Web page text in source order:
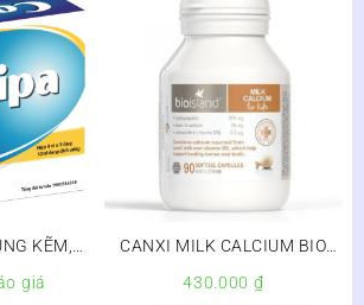
KẼM,
giá
CANXI MILK CALCIUM BIO
430.000 ₫